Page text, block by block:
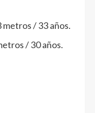
/ 33 años.
/ 30 años.